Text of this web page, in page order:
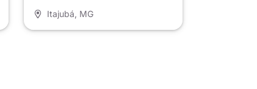
Itajubá , MG